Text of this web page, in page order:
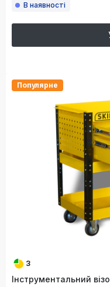
В наявності
Популярне
3
Інструментальний